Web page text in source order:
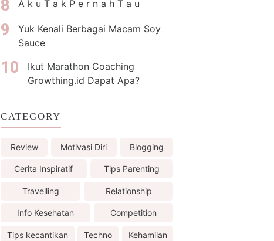
A k u T a k P e r n a h T a u
Yuk Kenali Berbagai Macam Soy
Sauce
Ikut Marathon Coaching
Growthing.id Dapat Apa?
CATEGORY
Review Motivasi Diri Blogging
Cerita Inspiratif Tips Parenting
Travelling Relationship
Info Kesehatan Competition
Tips kecantikan Techno Kehamilan